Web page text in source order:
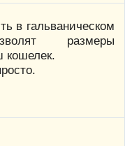
в гальваническом
размеры
кошелек.